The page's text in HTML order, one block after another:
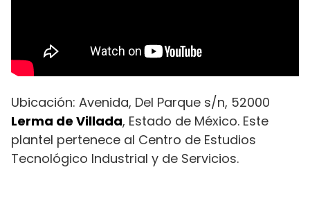
Ubicación: Avenida, Del Parque s/n, 52000
Lerma de Villada, Estado de México. Este
plantel pertenece al Centro de Estudios
Tecnológico Industrial y de Servicios.